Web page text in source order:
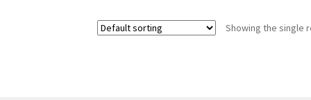
Showing the single